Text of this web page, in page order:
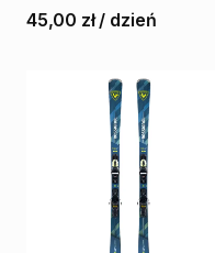
45,00 zł / dzień